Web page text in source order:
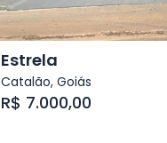
Estrela
Catalão, Goiás
R$ 7.000,00